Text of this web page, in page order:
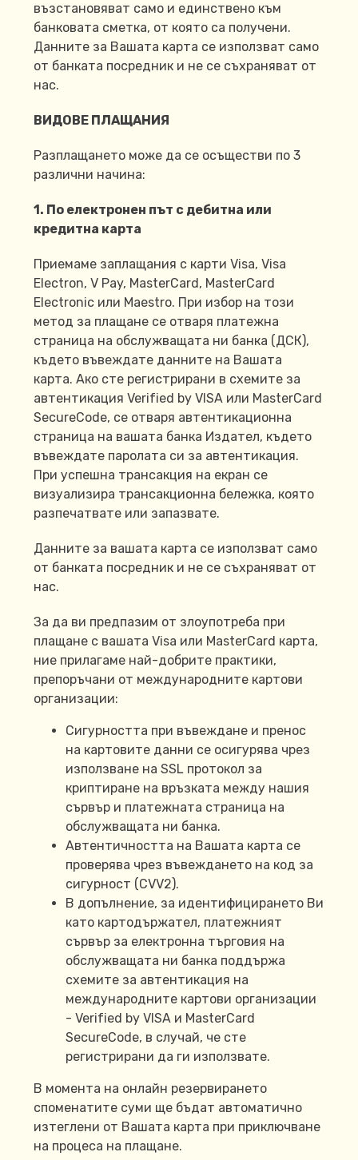
възстановяват само и единствено към
банковата сметка, от която са получени.
Данните за Вашата карта се използват само
от банката посредник и не се съхраняват от
нас.
ВИДОВЕ ПЛАЩАНИЯ
Разплащането може да се осъществи по 3
различни начина:
1. По електронен път с дебитна или
кредитна карта
Приемаме заплащания с карти Visa, Visa
Electron, V Pay, MasterCard, MasterCard
Electronic или Maestro. При избор на този
метод за плащане се отваря платежна
страница на обслужващата ни банка (ДСК),
където въвеждате данните на Вашата
карта. Ако сте регистрирани в схемите за
автентикация Verified by VISA или MasterCard
SecureCode, се отваря автентикационна
страница на вашата банка Издател, където
въвеждате паролата си за автентикация.
При успешна трансакция на екран се
визуализира трансакционна бележка, която
разпечатвате или запазвате.
Данните за вашата карта се използват само
от банката посредник и не се съхраняват от
нас.
За да ви предпазим от злоупотреба при
плащане с вашата Visa или MasterCard карта,
ние прилагаме най-добрите практики,
препоръчани от международните картови
организации:
Сигурността при въвеждане и пренос
на картовите данни се осигурява чрез
използване на SSL протокол за
криптиране на връзката между нашия
сървър и платежната страница на
обслужващата ни банка.
Автентичността на Вашата карта се
проверява чрез въвеждането на код за
сигурност (CVV2).
В допълнение, за идентифицирането Ви
като картодържател, платежният
сървър за електронна търговия на
обслужващата ни банка поддържа
схемите за автентикация на
международните картови организации
- Verified by VISA и MasterCard
SecureCode, в случай, че сте
регистрирани да ги използвате.
В момента на онлайн резервирането
споменатите суми ще бъдат автоматично
изтеглени от Вашата карта при приключване
на процеса на плащане.